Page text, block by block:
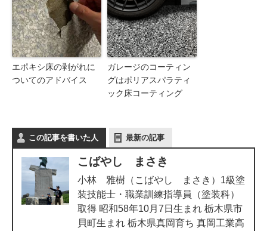
エポキシ床の剥がれに
ついてのアドバイス
ガレージのコーティン
グはポリアスパラティ
ック床コーティング
この記事を書いた人 最新の記事
こばやし まさき
小林 雅樹（こばやし まさき）1級塗
装技能士・職業訓練指導員（塗装科）
取得 昭和58年10月7日生まれ 栃木県市
貝町生まれ 栃木県真岡育ち 真岡工業高